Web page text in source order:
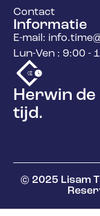
Herwin
tijd.
Contact
Informatie
E-mail:
Lun-Ven : 9:00 -
© 2025 Lisam